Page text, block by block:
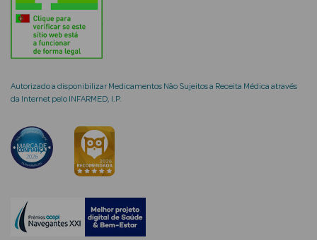
Rosto e
Ver Tudo
Rosto
Séruns Faciais
Creme de Olhos
Anti-
envelhecimento
Autorizado a disponibilizar Medicamentos Não Sujeitos a Receita Médica através
da Internet pelo INFARMED, I.P.